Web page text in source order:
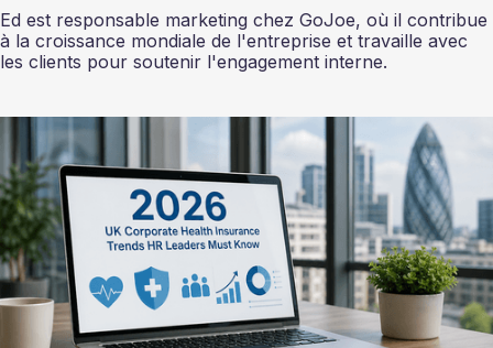
Ed est responsable marketing chez GoJoe, où il contribue
à la croissance mondiale de l'entreprise et travaille avec
les clients pour soutenir l'engagement interne.